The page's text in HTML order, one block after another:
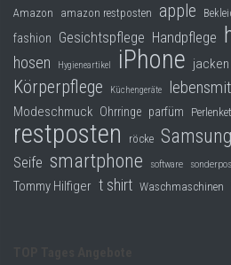
Amazon amazon restposten apple
fashion Gesichtspflege Handpflege
hosen Hygieneartikel iPhone jacken
Körperpflege Küchengeräte
Modeschmuck Ohrringe parfüm
restposten röcke Samsung
Seife smartphone software
Tommy Hilfiger t shirt Waschmaschinen